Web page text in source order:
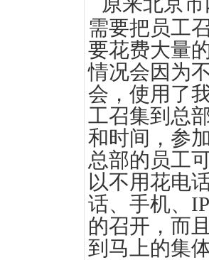
需要把员工
要花费大量
情况会因为
会，使用了
工召集到总
和时间，参
总部的员工
以不用花电
话、手机、
的召开，而
到马上的集